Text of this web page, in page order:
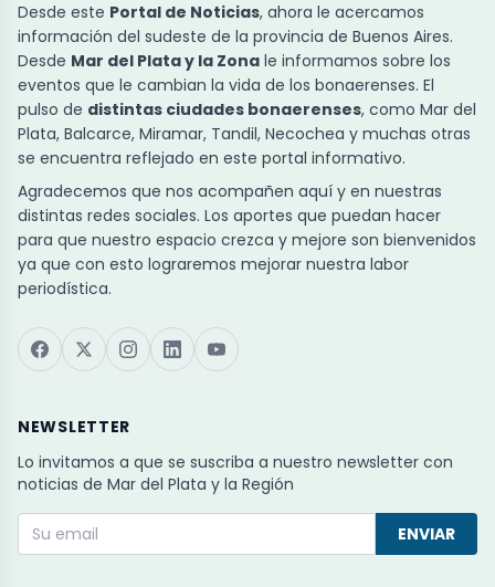
Desde este Portal de Noticias, ahora le acercamos
información del sudeste de la provincia de Buenos Aires.
Desde Mar del Plata y la Zona le informamos sobre los
eventos que le cambian la vida de los bonaerenses. El
pulso de distintas ciudades bonaerenses, como Mar del
Plata, Balcarce, Miramar, Tandil, Necochea y muchas otras
se encuentra reflejado en este portal informativo.
Agradecemos que nos acompañen aquí y en nuestras
distintas redes sociales. Los aportes que puedan hacer
para que nuestro espacio crezca y mejore son bienvenidos
ya que con esto lograremos mejorar nuestra labor
periodística.
NEWSLETTER
Lo invitamos a que se suscriba a nuestro newsletter con
noticias de Mar del Plata y la Región
ENVIAR